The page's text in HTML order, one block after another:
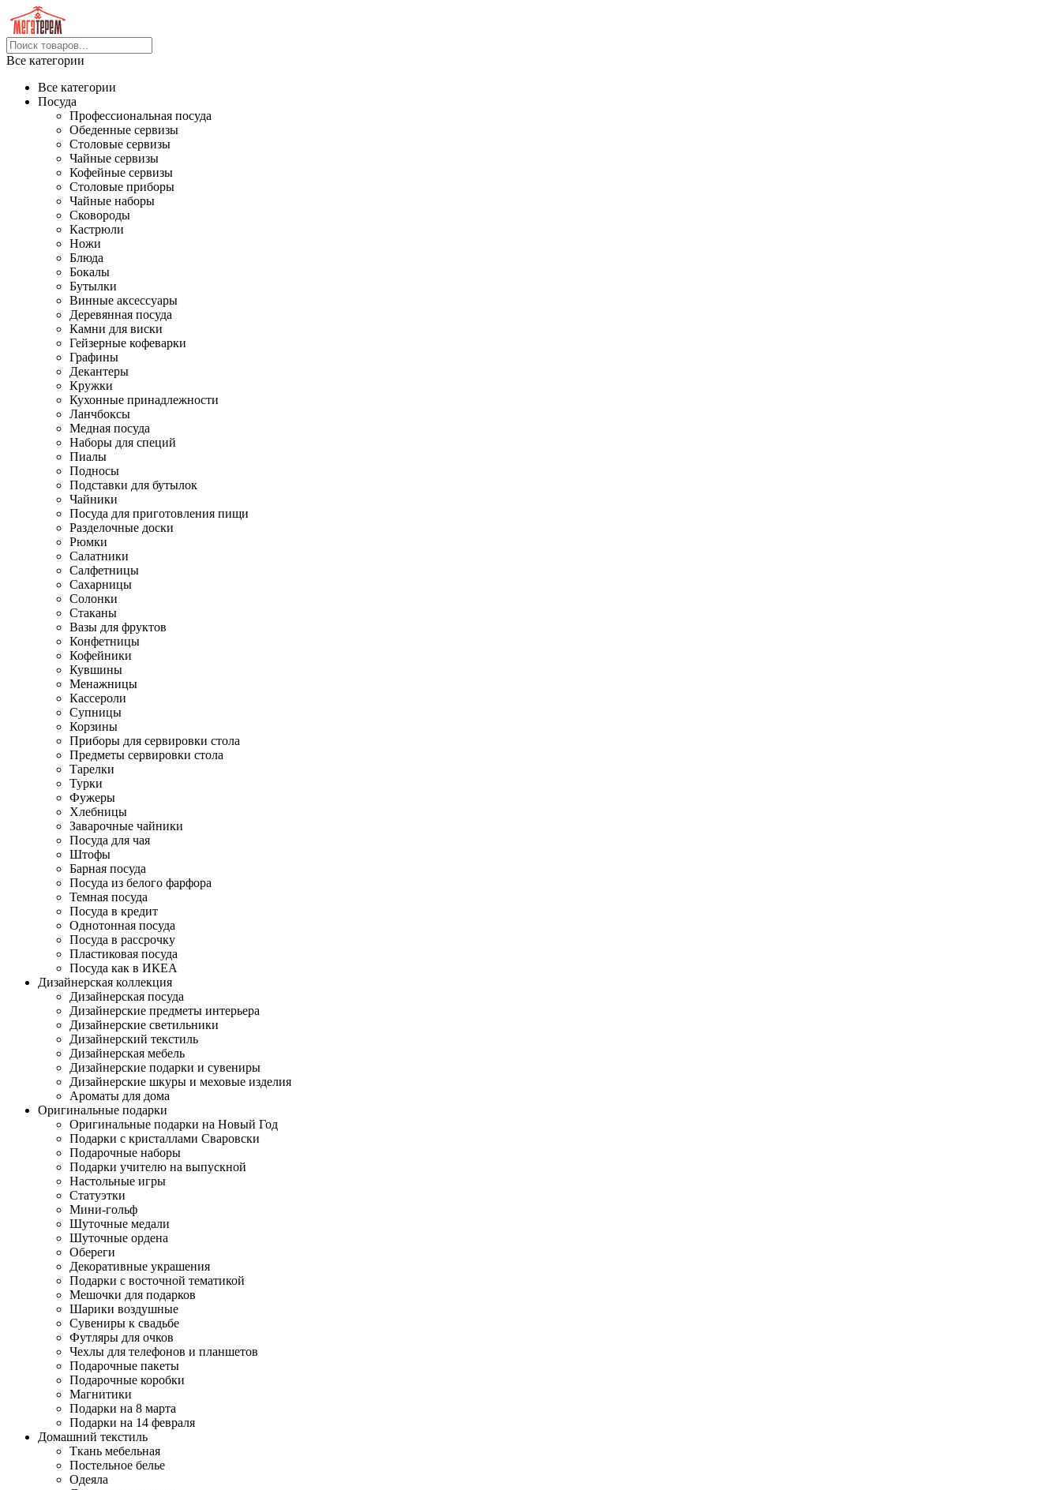
Все категории
Все категории
Посуда
Профессиональная посуда
Обеденные сервизы
Столовые сервизы
Чайные сервизы
Кофейные сервизы
Столовые приборы
Чайные наборы
Сковороды
Кастрюли
Ножи
Блюда
Бокалы
Бутылки
Винные аксессуары
Деревянная посуда
Камни для виски
Гейзерные кофеварки
Графины
Декантеры
Кружки
Кухонные принадлежности
Ланчбоксы
Медная посуда
Наборы для специй
Пиалы
Подносы
Подставки для бутылок
Чайники
Посуда для приготовления пищи
Разделочные доски
Рюмки
Салатники
Салфетницы
Сахарницы
Солонки
Стаканы
Вазы для фруктов
Конфетницы
Кофейники
Кувшины
Менажницы
Кассероли
Супницы
Корзины
Приборы для сервировки стола
Предметы сервировки стола
Тарелки
Турки
Фужеры
Хлебницы
Заварочные чайники
Посуда для чая
Штофы
Барная посуда
Посуда из белого фарфора
Темная посуда
Посуда в кредит
Однотонная посуда
Посуда в рассрочку
Пластиковая посуда
Посуда как в ИКЕА
Дизайнерская коллекция
Дизайнерская посуда
Дизайнерские предметы интерьера
Дизайнерские светильники
Дизайнерский текстиль
Дизайнерская мебель
Дизайнерские подарки и сувениры
Дизайнерские шкуры и меховые изделия
Ароматы для дома
Оригинальные подарки
Оригинальные подарки на Новый Год
Подарки с кристаллами Сваровски
Подарочные наборы
Подарки учителю на выпускной
Настольные игры
Статуэтки
Мини-гольф
Шуточные медали
Шуточные ордена
Обереги
Декоративные украшения
Подарки с восточной тематикой
Мешочки для подарков
Шарики воздушные
Сувениры к свадьбе
Футляры для очков
Чехлы для телефонов и планшетов
Подарочные пакеты
Подарочные коробки
Магнитики
Подарки на 8 марта
Подарки на 14 февраля
Домашний текстиль
Ткань мебельная
Постельное белье
Одеяла